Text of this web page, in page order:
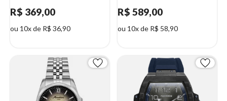
R$ 369,00
ou 10x de R$ 36,90
R$ 589,00
ou 10x de R$ 58,90